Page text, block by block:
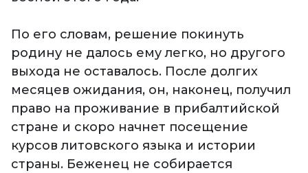
По его словам, решение покинуть
родину не далось ему легко, но другого
выхода не оставалось. После долгих
месяцев ожидания, он, наконец, получил
право на проживание в прибалтийской
стране и скоро начнет посещение
курсов литовского языка и истории
страны. Беженец не собирается